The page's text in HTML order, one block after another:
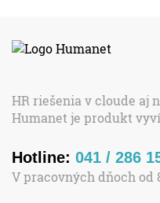
HR riešenia v cloude aj
Humanet je produkt
Hotline: 041 / 286
V pracovných dňoch od